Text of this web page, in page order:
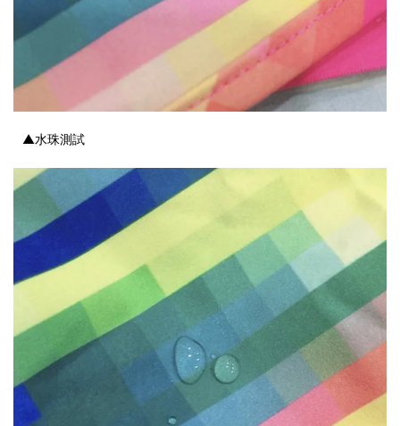
▲水珠測試